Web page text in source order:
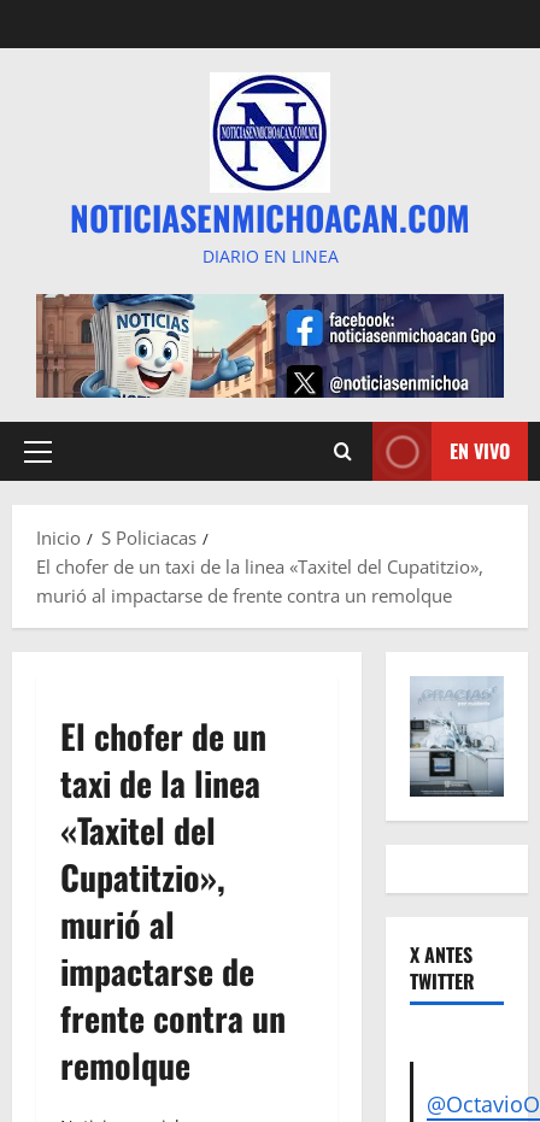
al
NOTICIASENMICHOACAN.COM
DIARIO EN LINEA
Menú
EN VIVO
Inicio
S Policiacas
El chofer de un taxi de la linea «Taxitel del Cupatitzio»,
murió al impactarse de frente contra un remolque
El chofer de un
taxi de la linea
«Taxitel del
Cupatitzio»,
murió al
impactarse de
frente contra un
remolque
X ANTES
TWITTER